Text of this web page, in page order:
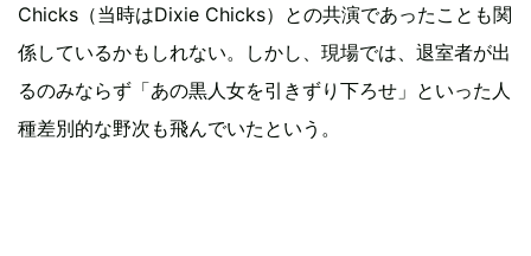
Chicks（当時はDixie Chicks）との共演であったことも関
係しているかもしれない。しかし、現場では、退室者が出
るのみならず「あの黒人女を引きずり下ろせ」といった人
種差別的な野次も飛んでいたという。